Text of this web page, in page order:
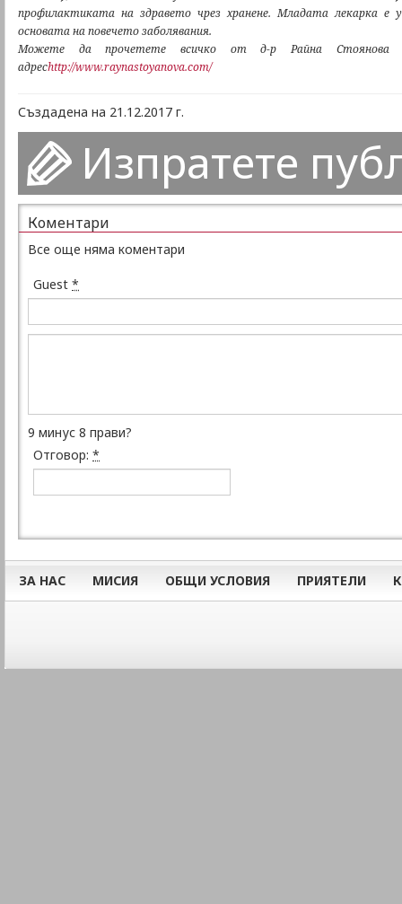
профилактиката на здравето чрез хранене. Младата лекарка е
основата на повечето заболявания.
Можете да прочетете всичко от д-р Райна Стоянова
адресhttp://www.raynastoyanova.com/
Създадена на 21.12.2017 г.
Изпратете
Коментари
Все още няма коментари
Guest *
9 минус 8 прави?
Отговор: *
ЗА НАС МИСИЯ ОБЩИ УСЛОВИЯ ПРИЯТЕЛИ